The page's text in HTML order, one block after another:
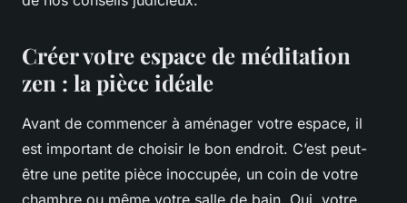
Créer votre espace de méditation
zen : la pièce idéale
Avant de commencer à aménager votre espace, il
est important de choisir le bon endroit. C’est peut-
être une petite pièce inoccupée, un coin de votre